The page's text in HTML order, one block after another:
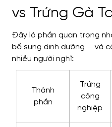
vs Trứng Gà
Đây là phần quan trọng
bổ sung dinh dưỡng — và
nhiều người nghĩ:
Thành
phần
Trứng
công
nghiệp